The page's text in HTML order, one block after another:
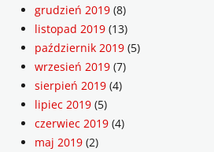
grudzień 2019 (8)
listopad 2019 (13)
październik 2019 (5)
wrzesień 2019 (7)
sierpień 2019 (4)
lipiec 2019 (5)
czerwiec 2019 (4)
maj 2019 (2)